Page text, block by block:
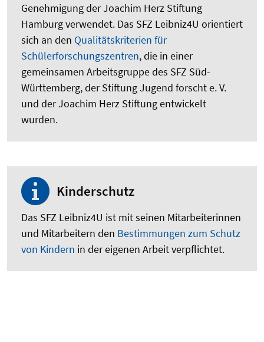
Genehmigung der Joachim Herz Stiftung
Hamburg verwendet. Das SFZ Leibniz4U orientiert
sich an den Qualitätskriterien für
Schülerforschungszentren, die in einer
gemeinsamen Arbeitsgruppe des SFZ Süd-
Württemberg, der Stiftung Jugend forscht e. V.
und der Joachim Herz Stiftung entwickelt
wurden.
Kinderschutz
Das SFZ Leibniz4U ist mit seinen Mitarbeiterinnen
und Mitarbeitern den Bestimmungen zum Schutz
von Kindern in der eigenen Arbeit verpflichtet.